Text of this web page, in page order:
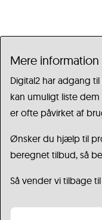
Mere information
Digital2 har adgang
kan umuligt liste
er ofte påvirket af
Ønsker du hjælp til
beregnet tilbud, så
Så vender vi tilbage